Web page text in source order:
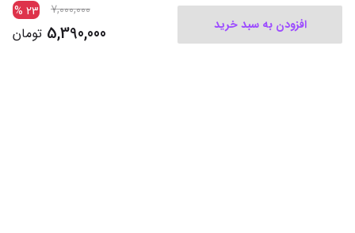
افزودن به سبد خرید
7,000,000
23
%
5,390,000 تومان